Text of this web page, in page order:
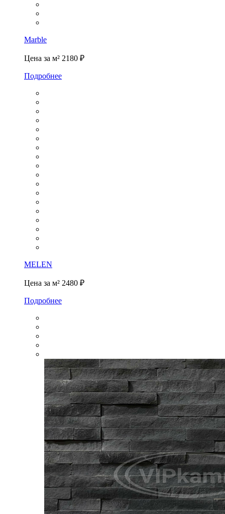
Marble
Цена за м² 2180 ₽
Подробнее
MELEN
Цена за м² 2480 ₽
Подробнее